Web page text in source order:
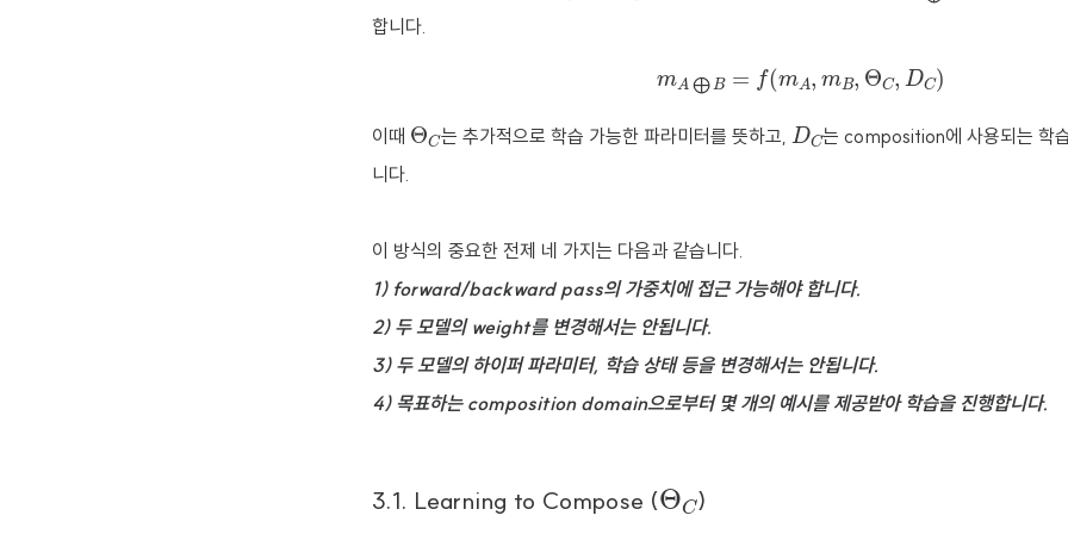
합니다.
m A f(mA mB ΘC DC )
이때 Θ
C 는 추가적으로 학습 가능한 파라미터를 뜻하고, D
C
는 composition에 사용되는 학
니다.
이 방식의 중요한 전제 네 가지는 다음과 같습니다.
1) forward/backward pass의 가중치에 접근 가능해야 합니다.
2) 두 모델의 weight를 변경해서는 안됩니다.
3) 두 모델의 하이퍼 파라미터, 학습 상태 등을 변경해서는 안됩니다.
4) 목표하는 composition domain으로부터 몇 개의 예시를 제공받아 학습을 진행합니다.
3.1. Learning to Compose (
Θ
C
)